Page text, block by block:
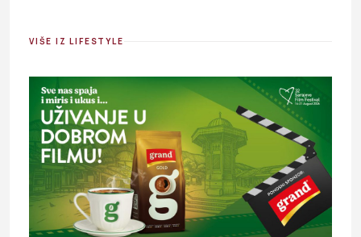
VIŠE IZ LIFESTYLE